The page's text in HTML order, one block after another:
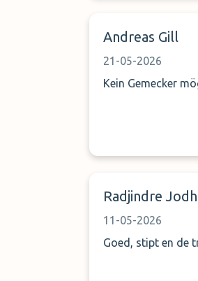
Andreas Gill
21-05-2026
Kein Gemecker
Radjindre
11-05-2026
Goed, stipt en de